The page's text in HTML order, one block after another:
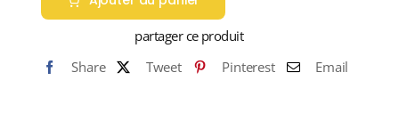
partager ce produit
Share
Tweet Pinterest Email